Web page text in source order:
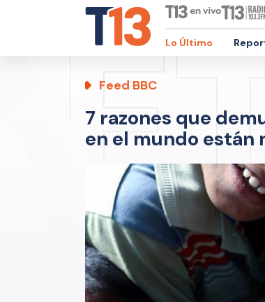
Lo Último
Feed BBC
7 razones que
en el mundo están